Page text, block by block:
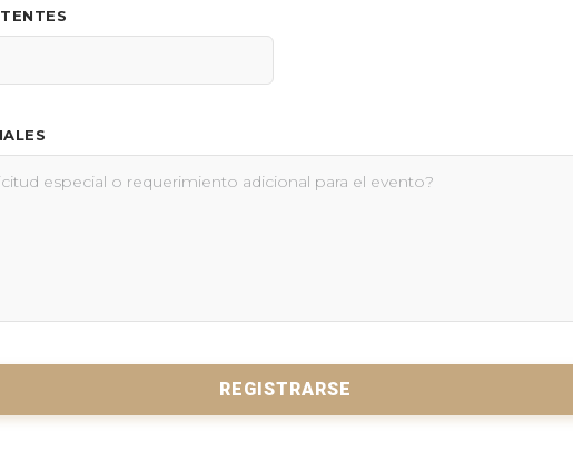
REGISTRARSE